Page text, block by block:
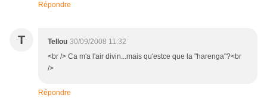
Répondre
T Tellou 30/09/2008 11:32
<br /> Ca m'a l'air divin...mais qu'estce que la "harenga"?<br
/>
Répondre